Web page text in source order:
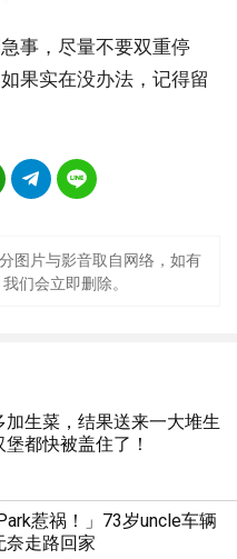
事，尽量不要双重停
果实在没办法，记得留
图片与影音取自网络，如有
们会立即删除。
加生菜，结果送来一大堆生
都快被盖住了！
惹祸！」73岁uncle车辆
奈走路回家